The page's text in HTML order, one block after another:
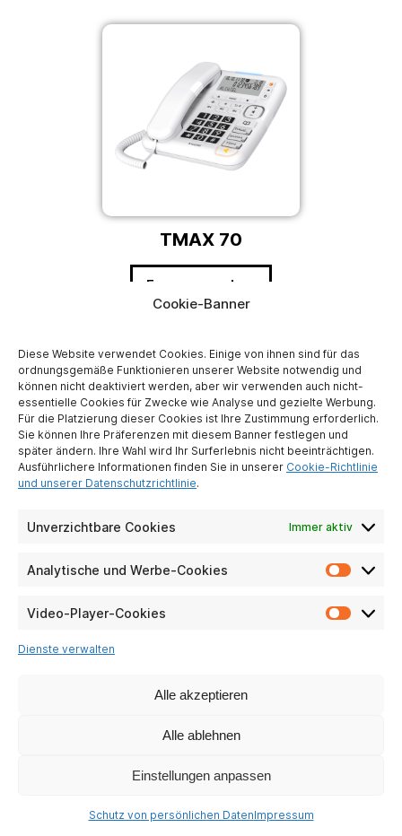
Cookie-Banner
Diese Website verwendet Cookies. Einige von ihnen sind für das
ordnungsgemäße Funktionieren unserer Website notwendig und
können nicht deaktiviert werden, aber wir verwenden auch nicht-
essentielle Cookies für Zwecke wie Analyse und gezielte Werbung.
Für die Platzierung dieser Cookies ist Ihre Zustimmung erforderlich.
Sie können Ihre Präferenzen mit diesem Banner festlegen und
später ändern. Ihre Wahl wird Ihr Surferlebnis nicht beeinträchtigen.
Ausführlichere Informationen finden Sie in unserer Cookie-Richtlinie
und unserer Datenschutzrichtlinie.
Unverzichtbare Cookies Immer aktiv
Analytische und Werbe-Cookies
Werbe-
Video-Player-Cookies
Video-
Dienste verwalten
Alle akzeptieren
Alle ablehnen
Einstellungen anpassen
Schutz von persönlichen DatenImpressum
TMAX 70
Fragen ansehen